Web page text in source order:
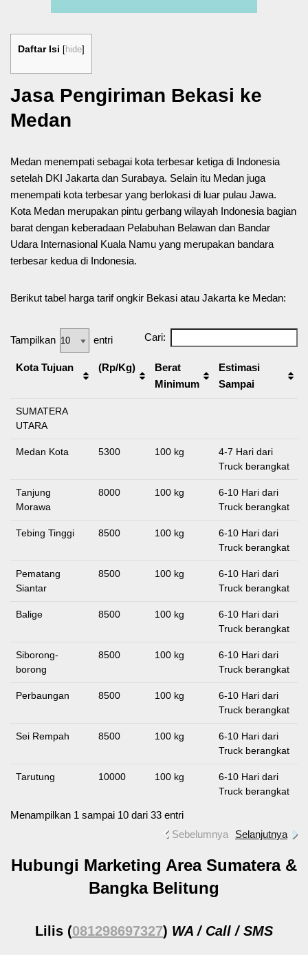
Daftar Isi [hide]
Jasa Pengiriman Bekasi ke
Medan
Medan menempati sebagai kota terbesar ketiga di Indonesia
setelah DKI Jakarta dan Surabaya. Selain itu Medan juga
menempati kota terbesar yang berlokasi di luar pulau Jawa.
Kota Medan merupakan pintu gerbang wilayah Indonesia bagian
barat dengan keberadaan Pelabuhan Belawan dan Bandar
Udara Internasional Kuala Namu yang merupakan bandara
terbesar kedua di Indonesia.
Berikut tabel harga tarif ongkir Bekasi atau Jakarta ke Medan:
Tampilkan entri Cari:
Kota Tujuan (Rp/Kg)
Berat
Minimum
Estimasi
Sampai
SUMATERA
UTARA
Medan Kota 5300 100 kg
4-7 Hari dari
Truck berangkat
Tanjung
Morawa
8000 100 kg
6-10 Hari dari
Truck berangkat
Tebing Tinggi 8500 100 kg
6-10 Hari dari
Truck berangkat
Pematang
Siantar
8500 100 kg
6-10 Hari dari
Truck berangkat
Balige 8500 100 kg
6-10 Hari dari
Truck berangkat
Siborong-
borong
8500 100 kg
6-10 Hari dari
Truck berangkat
Perbaungan 8500 100 kg
6-10 Hari dari
Truck berangkat
Sei Rempah 8500 100 kg
6-10 Hari dari
Truck berangkat
Tarutung 10000 100 kg
6-10 Hari dari
Truck berangkat
Menampilkan 1 sampai 10 dari 33 entri
Sebelumnya
Selanjutnya
Hubungi Marketing Area Sumatera &
Bangka Belitung
Lilis (081298697327) WA / Call / SMS